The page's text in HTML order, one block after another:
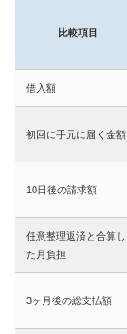
比較項目
借入額
初回に手元に届く金額
10日後の請求額
任意整理返済と合算し
た月負担
3ヶ月後の総支払額